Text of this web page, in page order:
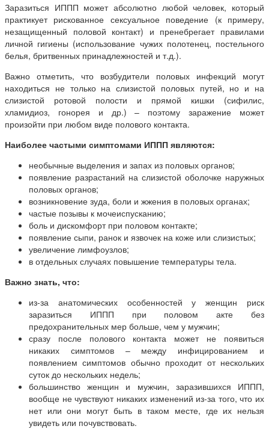
Заразиться ИППП может абсолютно любой человек, который
практикует рискованное сексуальное поведение (к примеру,
незащищенный половой контакт) и пренебрегает правилами
личной гигиены (использование чужих полотенец, постельного
белья, бритвенных принадлежностей и т.д.).
Важно отметить, что возбудители половых инфекций могут
находиться не только на слизистой половых путей, но и на
слизистой ротовой полости и прямой кишки (сифилис,
хламидиоз, гонорея и др.) – поэтому заражение может
произойти при любом виде полового контакта.
Наиболее частыми симптомами ИППП являются:
необычные выделения и запах из половых органов;
появление разрастаний на слизистой оболочке наружных
половых органов;
возникновение зуда, боли и жжения в половых органах;
частые позывы к мочеиспусканию;
боль и дискомфорт при половом контакте;
появление сыпи, ранок и язвочек на коже или слизистых;
увеличение лимфоузлов;
в отдельных случаях повышение температуры тела.
Важно знать, что:
из-за анатомических особенностей у женщин риск
заразиться ИППП при половом акте без
предохранительных мер больше, чем у мужчин;
сразу после полового контакта может не появиться
никаких симптомов – между инфицированием и
появлением симптомов обычно проходит от нескольких
суток до нескольких недель;
большинство женщин и мужчин, заразившихся ИППП,
вообще не чувствуют никаких изменений из-за того, что их
нет или они могут быть в таком месте, где их нельзя
увидеть или почувствовать.